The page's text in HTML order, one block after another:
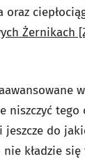
oraz
Żernikach
niszczyć tego
jeszcze do
kładzie